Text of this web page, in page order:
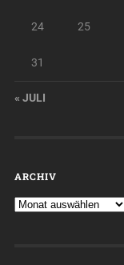
24 25
31
« JULI
ARCHIV